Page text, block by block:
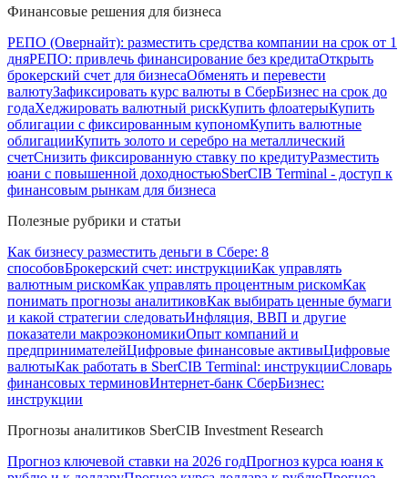
Финансовые решения для бизнеса
РЕПО (Овернайт): разместить средства компании на срок от 1
дняРЕПО: привлечь финансирование без кредитаОткрыть
брокерский счет для бизнесаОбменять и перевести
валютуЗафиксировать курс валюты в СберБизнес на срок до
годаХеджировать валютный рискКупить флоатерыКупить
облигации с фиксированным купономКупить валютные
облигацииКупить золото и серебро на металлический
счетСнизить фиксированную ставку по кредитуРазместить
юани с повышенной доходностьюSberCIB Terminal - доступ к
финансовым рынкам для бизнеса
Полезные рубрики и статьи
Как бизнесу разместить деньги в Сбере: 8
способовБрокерский счет: инструкцииКак управлять
валютным рискомКак управлять процентным рискомКак
понимать прогнозы аналитиковКак выбирать ценные бумаги
и какой стратегии следоватьИнфляция, ВВП и другие
показатели макроэкономикиОпыт компаний и
предпринимателейЦифровые финансовые активыЦифровые
валютыКак работать в SberCIB Terminal: инструкцииСловарь
финансовых терминовИнтернет-банк СберБизнес:
инструкции
Прогнозы аналитиков SberCIB Investment Research
Прогноз ключевой ставки на 2026 годПрогноз курса юаня к